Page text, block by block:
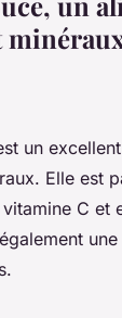
un
Elle est
C et